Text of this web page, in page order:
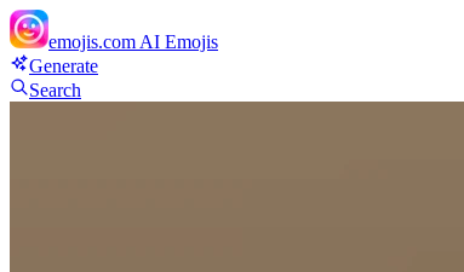
emojis.com AI Emojis
Generate
Search